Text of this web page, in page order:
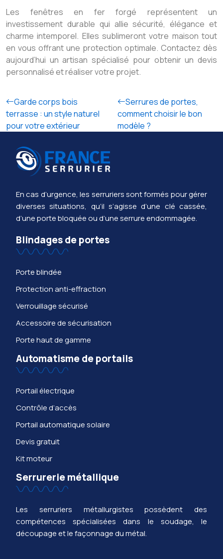
Les fenêtres en fer forgé représentent un
investissement durable qui allie sécurité, élégance et
charme intemporel. Elles sublimeront votre maison tout
en vous offrant une protection optimale. Contactez dès
aujourd’hui un artisan spécialisé pour obtenir un devis
personnalisé et réaliser votre projet.
Garde corps bois
terrasse : un style naturel
pour votre extérieur
Serrures de portes,
comment choisir le bon
modèle ?
En cas d’urgence, les serruriers sont formés pour gérer
diverses situations, qu’il s’agisse d’une clé cassée,
d’une porte bloquée ou d’une serrure endommagée.
Blindages de portes
Porte blindée
Protection anti-effraction
Verrouillage sécurisé
Accessoire de sécurisation
Porte haut de gamme
Automatisme de portails
Portail électrique
Contrôle d’accès
Portail automatique solaire
Devis gratuit
Kit moteur
Serrurerie métallique
Les serruriers métallurgistes possèdent des
compétences spécialisées dans le soudage, le
découpage et le façonnage du métal.